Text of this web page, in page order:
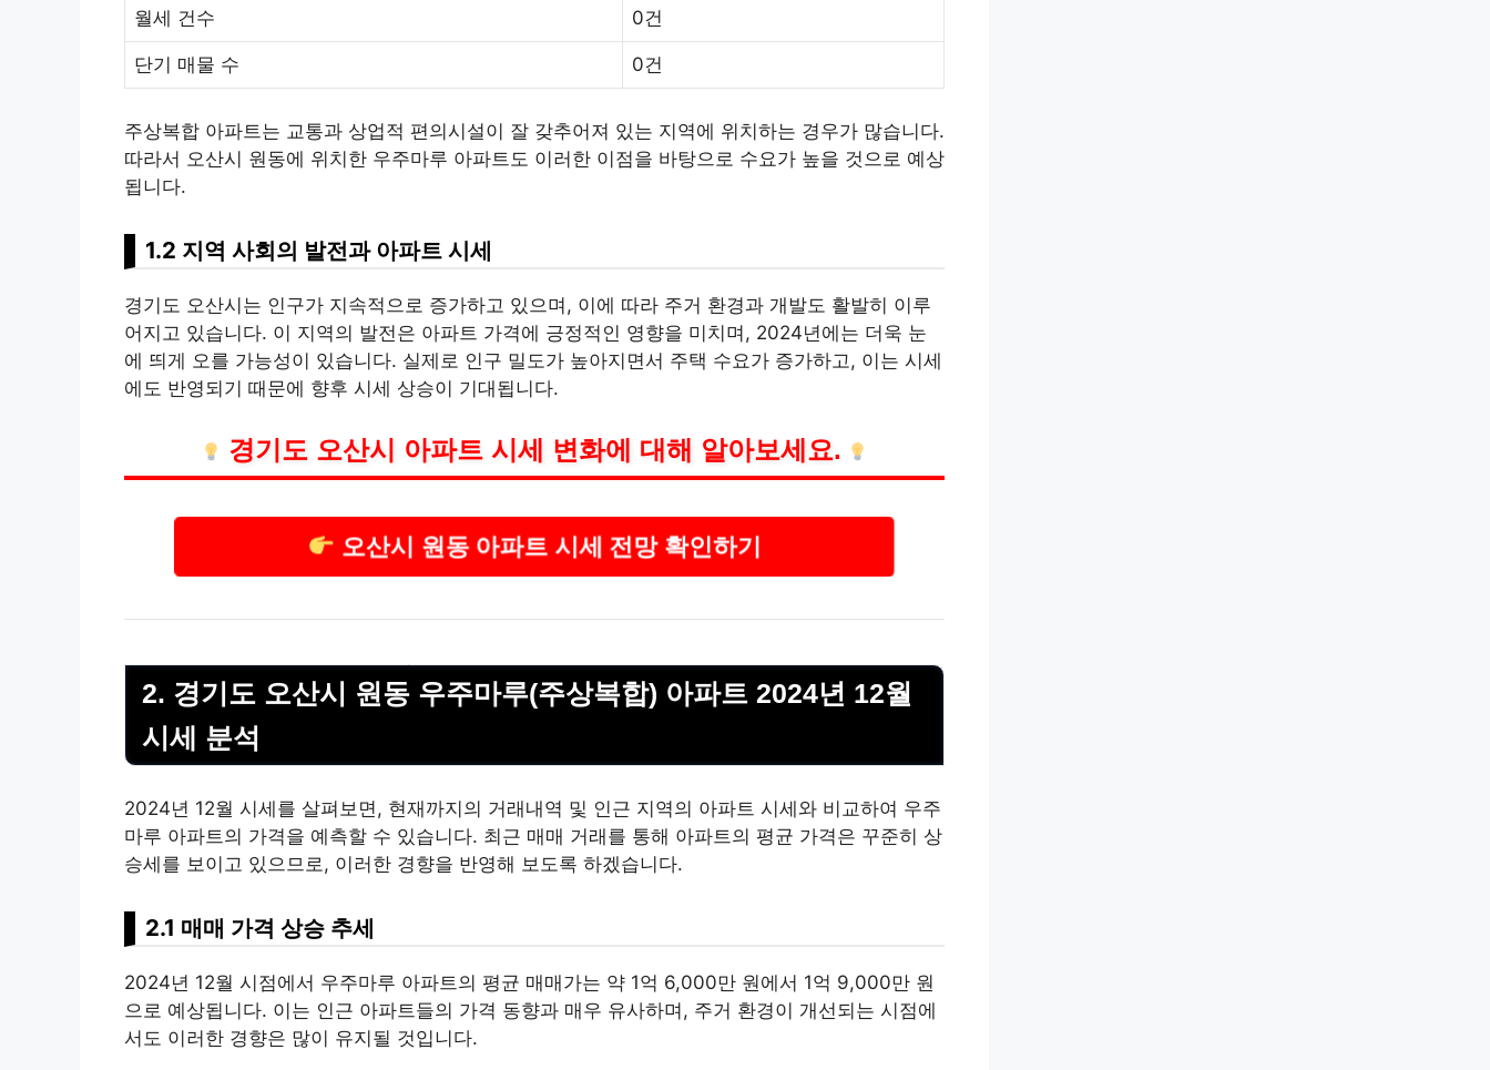
월세 건수 0건
단기 매물 수 0건
주상복합 아파트는 교통과 상업적 편의시설이 잘 갖추어져 있는 지역에 위치하는 경우가 많습니다.
따라서 오산시 원동에 위치한 우주마루 아파트도 이러한 이점을 바탕으로 수요가 높을 것으로 예상
됩니다.
1.2 지역 사회의 발전과 아파트 시세
경기도 오산시는 인구가 지속적으로 증가하고 있으며, 이에 따라 주거 환경과 개발도 활발히 이루
어지고 있습니다. 이 지역의 발전은 아파트 가격에 긍정적인 영향을 미치며, 2024년에는 더욱 눈
에 띄게 오를 가능성이 있습니다. 실제로 인구 밀도가 높아지면서 주택 수요가 증가하고, 이는 시세
에도 반영되기 때문에 향후 시세 상승이 기대됩니다.
경기도 오산시 아파트 시세 변화에 대해 알아보세요.
오산시 원동 아파트 시세 전망 확인하기
2. 경기도 오산시 원동 우주마루(주상복합) 아파트 2024년 12월
시세 분석
2024년 12월 시세를 살펴보면, 현재까지의 거래내역 및 인근 지역의 아파트 시세와 비교하여 우주
마루 아파트의 가격을 예측할 수 있습니다. 최근 매매 거래를 통해 아파트의 평균 가격은 꾸준히 상
승세를 보이고 있으므로, 이러한 경향을 반영해 보도록 하겠습니다.
2.1 매매 가격 상승 추세
2024년 12월 시점에서 우주마루 아파트의 평균 매매가는 약 1억 6,000만 원에서 1억 9,000만 원
으로 예상됩니다. 이는 인근 아파트들의 가격 동향과 매우 유사하며, 주거 환경이 개선되는 시점에
서도 이러한 경향은 많이 유지될 것입니다.